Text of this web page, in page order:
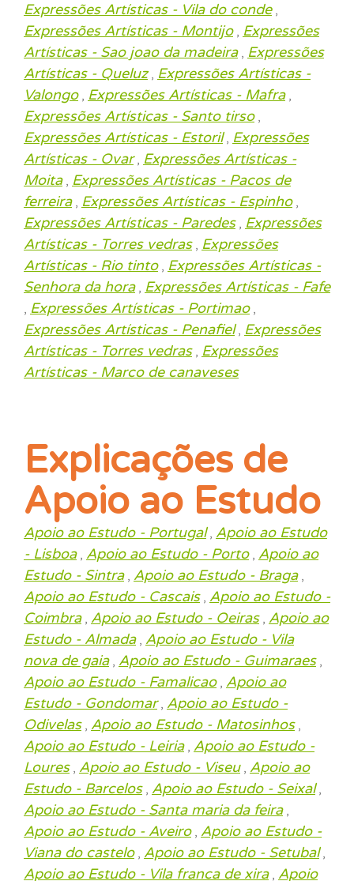
Expressões Artísticas - Vila do conde,
Expressões Artísticas - Montijo, Expressões
Artísticas - Sao joao da madeira, Expressões
Artísticas - Queluz, Expressões Artísticas -
Valongo, Expressões Artísticas - Mafra,
Expressões Artísticas - Santo tirso,
Expressões Artísticas - Estoril, Expressões
Artísticas - Ovar, Expressões Artísticas -
Moita, Expressões Artísticas - Pacos de
ferreira, Expressões Artísticas - Espinho,
Expressões Artísticas - Paredes, Expressões
Artísticas - Torres vedras, Expressões
Artísticas - Rio tinto, Expressões Artísticas -
Senhora da hora, Expressões Artísticas - Fafe
, Expressões Artísticas - Portimao,
Expressões Artísticas - Penafiel, Expressões
Artísticas - Torres vedras, Expressões
Artísticas - Marco de canaveses
Explicações de
Apoio ao Estudo
Apoio ao Estudo - Portugal, Apoio ao Estudo
- Lisboa, Apoio ao Estudo - Porto, Apoio ao
Estudo - Sintra, Apoio ao Estudo - Braga,
Apoio ao Estudo - Cascais, Apoio ao Estudo -
Coimbra, Apoio ao Estudo - Oeiras, Apoio ao
Estudo - Almada, Apoio ao Estudo - Vila
nova de gaia, Apoio ao Estudo - Guimaraes,
Apoio ao Estudo - Famalicao, Apoio ao
Estudo - Gondomar, Apoio ao Estudo -
Odivelas, Apoio ao Estudo - Matosinhos,
Apoio ao Estudo - Leiria, Apoio ao Estudo -
Loures, Apoio ao Estudo - Viseu, Apoio ao
Estudo - Barcelos, Apoio ao Estudo - Seixal,
Apoio ao Estudo - Santa maria da feira,
Apoio ao Estudo - Aveiro, Apoio ao Estudo -
Viana do castelo, Apoio ao Estudo - Setubal,
Apoio ao Estudo - Vila franca de xira, Apoio